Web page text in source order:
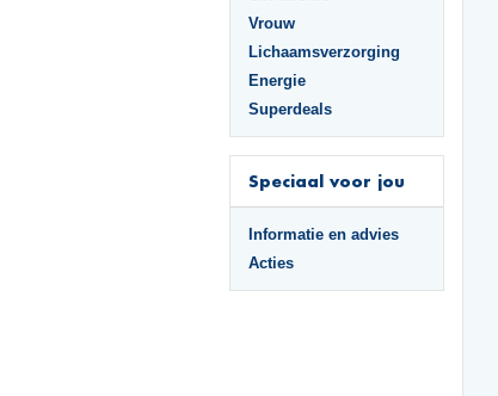
Vrouw
Lichaamsverzorging
Energie
Superdeals
Speciaal voor jou
Informatie en advies
Acties